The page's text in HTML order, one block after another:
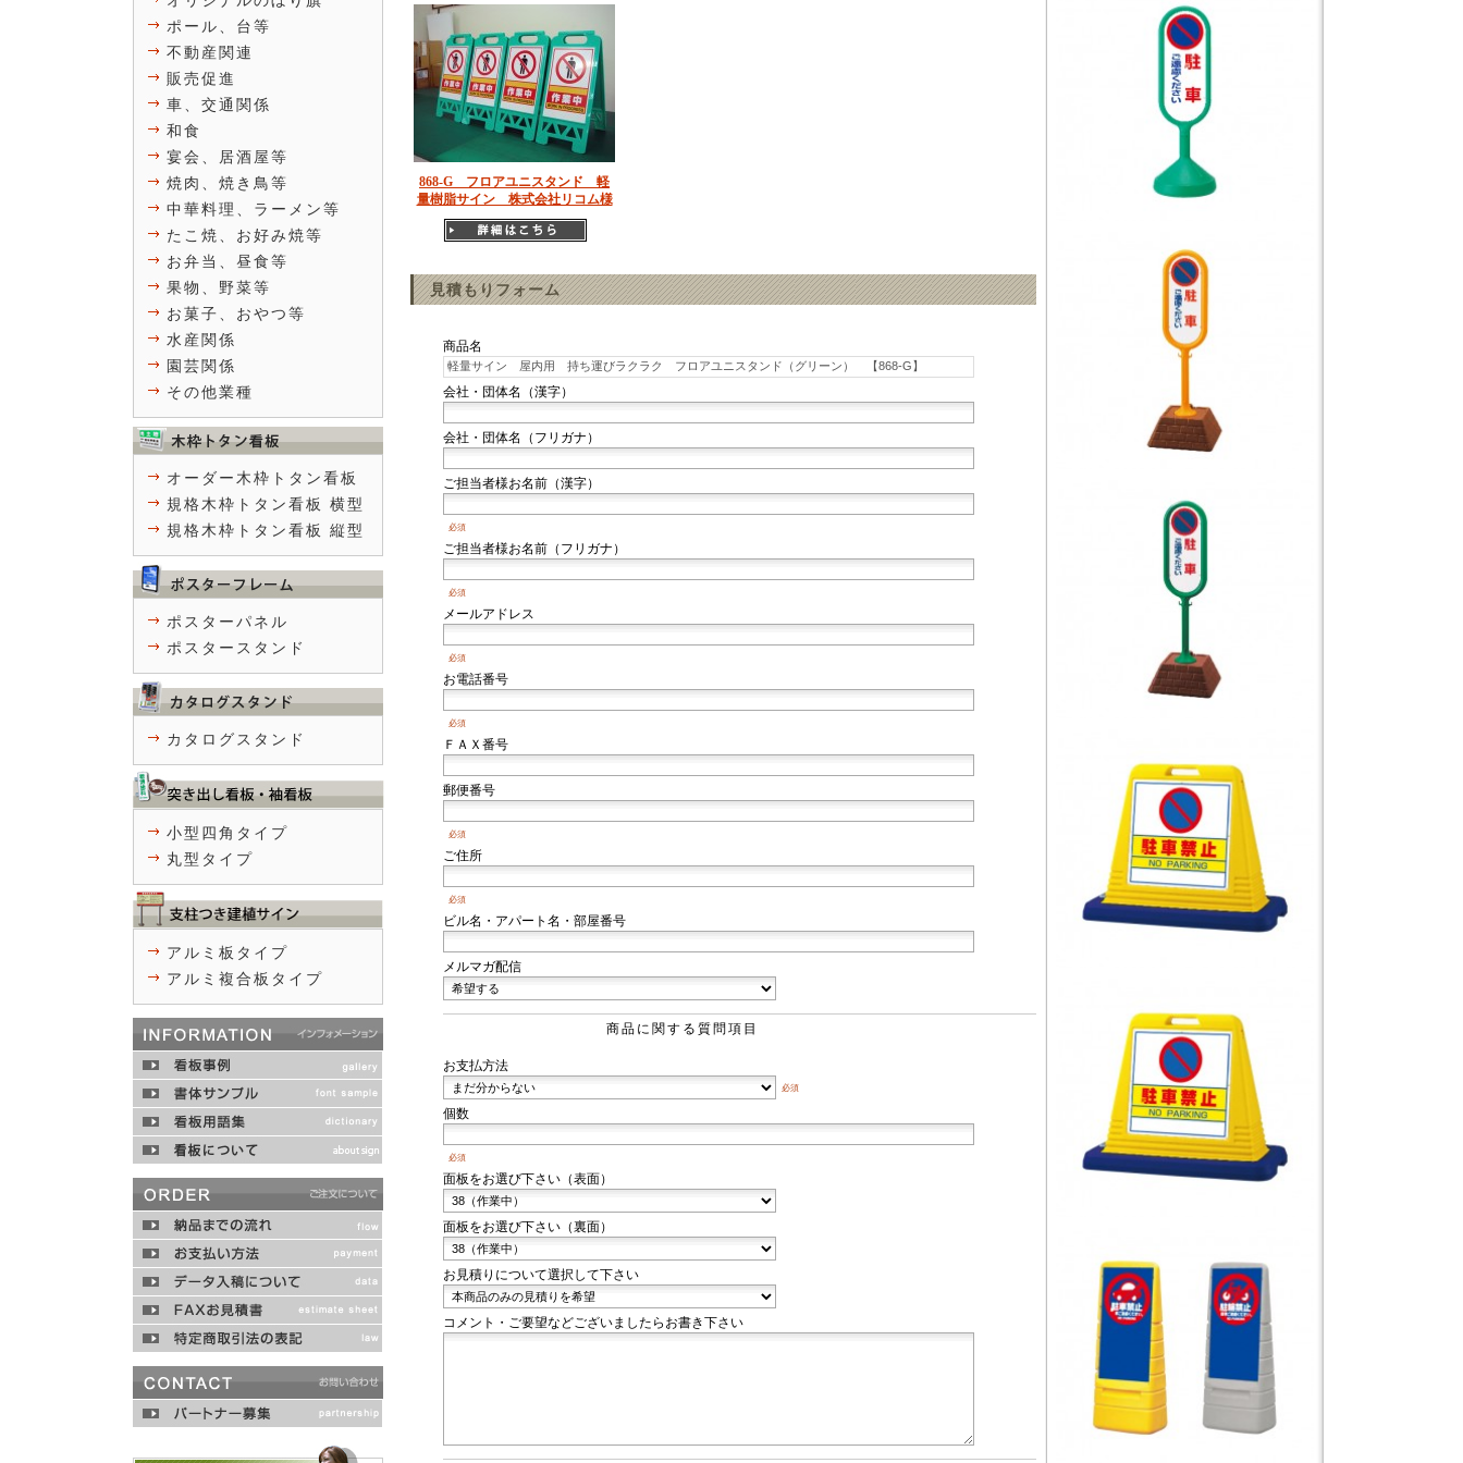
868-G フロアユニスタンド 軽
量樹脂サイン 株式会社リコム様
見積もりフォーム
商品名
会社・団体名（漢字）
会社・団体名（フリガナ）
ご担当者様お名前（漢字）
必須
ご担当者様お名前（フリガナ）
必須
メールアドレス
必須
お電話番号
必須
ＦＡＸ番号
郵便番号
必須
ご住所
必須
ビル名・アパート名・部屋番号
メルマガ配信
商品に関する質問項目
お支払方法
必須
個数
必須
面板をお選び下さい（表面）
面板をお選び下さい（裏面）
お見積りについて選択して下さい
コメント・ご要望などございましたらお書き下さい
ポール、台等
不動産関連
販売促進
車、交通関係
和食
宴会、居酒屋等
焼肉、焼き鳥等
中華料理、ラーメン等
たこ焼、お好み焼等
お弁当、昼食等
果物、野菜等
お菓子、おやつ等
水産関係
園芸関係
その他業種
オーダー木枠トタン看板
規格木枠トタン看板 横型
規格木枠トタン看板 縦型
ポスターパネル
ポスタースタンド
カタログスタンド
小型四角タイプ
丸型タイプ
アルミ板タイプ
アルミ複合板タイプ